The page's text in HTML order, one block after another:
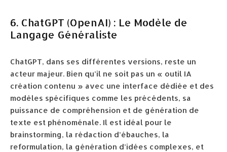
6. ChatGPT (OpenAI) : Le Modèle de
Langage Généraliste
ChatGPT, dans ses différentes versions, reste un
acteur majeur. Bien qu’il ne soit pas un « outil IA
création contenu » avec une interface dédiée et des
modèles spécifiques comme les précédents, sa
puissance de compréhension et de génération de
texte est phénoménale. Il est idéal pour le
brainstorming, la rédaction d’ébauches, la
reformulation, la génération d’idées complexes, et